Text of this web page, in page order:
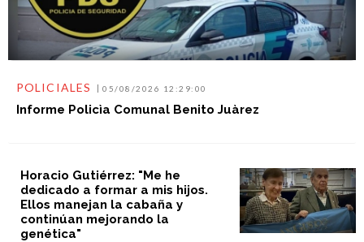
POLICIALES 05/08/2026 12:29:00
Informe Policìa Comunal Benito Juàrez
Horacio Gutiérrez: "Me he
dedicado a formar a mis hijos.
Ellos manejan la cabaña y
continúan mejorando la
genética"